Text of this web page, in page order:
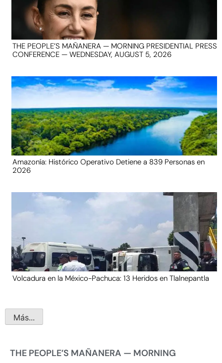
THE PEOPLE’S MAÑANERA — MORNING PRESIDENTIAL PRESS
CONFERENCE — WEDNESDAY, AUGUST 5, 2026
Amazonía: Histórico Operativo Detiene a 839 Personas en
2026
Volcadura en la México-Pachuca: 13 Heridos en Tlalnepantla
Más...
THE PEOPLE’S MAÑANERA — MORNING